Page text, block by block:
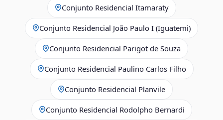
Conjunto Residencial Itamaraty
Conjunto Residencial João Paulo I (Iguatemi)
Conjunto Residencial Parigot de Souza
Conjunto Residencial Paulino Carlos Filho
Conjunto Residencial Planvile
Conjunto Residencial Rodolpho Bernardi